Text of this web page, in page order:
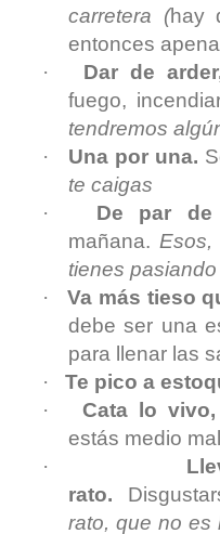
carretera (hay
entonces
· Dar de
fuego,
tendremos
· Una por una.
te caigas
· De par de
mañana.
tienes pasiando
·Va más tieso
debe ser una
para llenar las
· Te pico a
· Cata lo
estás medio
·
rato.
rato, que no es